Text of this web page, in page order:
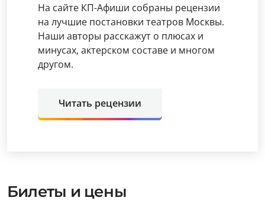
На сайте КП-Афиши собраны рецензии
на лучшие постановки театров Москвы.
Наши авторы расскажут о плюсах и
минусах, актерском составе и многом
другом.
Читать рецензии
Билеты и цены